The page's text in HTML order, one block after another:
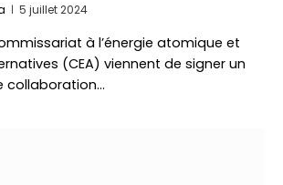
5 juillet 2024
à l’énergie atomique et
(CEA) viennent de signer un
collaboration…